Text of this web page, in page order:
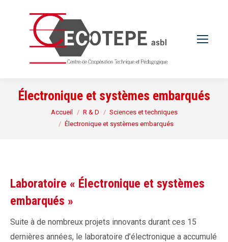
Électronique et systèmes embarqués
Vous êtes ici :Accueil R & D
Sciences et techniques
Électronique et systèmes embarqués
Laboratoire « Électronique et systèmes
embarqués »
Suite à de nombreux projets innovants durant ces 15
dernières années, le laboratoire d’électronique a accumulé